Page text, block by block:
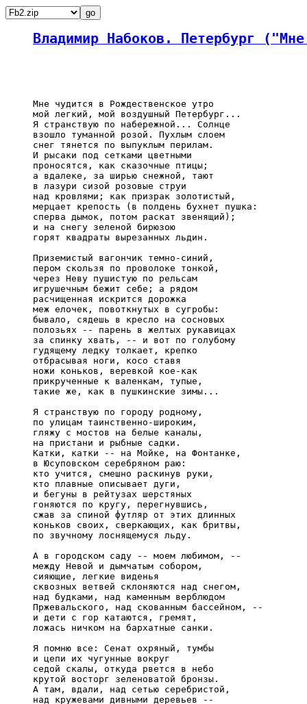
Владимир Набоков. Петербург
     Мне чудится в Рождественское утро
     мой легкий, мой воздушный Петербург...
     Я странствую по набережной... Солнце
     взошло туманной розой. Пухлым слоем
     снег тянется по выпуклым перилам.
     И рысаки под сетками цветными
     проносятся, как сказочные птицы;
     а вдалеке, за ширью снежной, тают
     в лазури сизой розовые струи
     над кровлями; как призрак золотистый,
     мерцает крепость (в полдень бухнет пушка:
     сперва дымок, потом раскат звенящий);
     и на снегу зеленой бирюзою
     горят квадраты вырезанных льдин.
     Приземистый вагончик темно-синий,
     пером скользя по проволоке тонкой,
     через Неву пушистую по рельсам
     игрушечным бежит себе; а рядом
     расчищенная искрится дорожка
     меж елочек, повоткнутых в сугробы:
     бывало, сядешь в кресло на сосновых
     полозьях -- парень в желтых рукавицах
     за спинку хвать, -- и вот по голубому
     гудящему ледку толкает, крепко
     отбрасывая ноги, косо ставя
     ножи коньков, веревкой кое-как
     прикрученные к валенкам, тупые,
     такие же, как в пушкинские зимы...
     Я странствую по городу родному,
     по улицам таинственно-широким,
     гляжу с мостов на белые каналы,
     на пристани и рыбные садки.
     Катки, катки -- на Мойке, на Фонтанке,
     в Юсуповском серебряном раю:
     кто учится, смешно раскинув руки,
     кто плавные описывает дуги,
     и бегуны в рейтузах шерстяных
     гоняются по кругу, перегнувшись,
     сжав за спиной футляр от этих длинных
     коньков своих, сверкающих, как бритвы,
     по звучному лоснящемуся льду.
     А в городском саду -- моем любимом, --
     между Невой и дымчатым собором,
     сияющие, легкие виденья
     сквозных ветвей склоняются над снегом,
     над будками, над каменным верблюдом
     Пржевальского, над скованным бассейном, --
     и дети с гор катаются, гремят,
     ложась ничком на бархатные санки.
     Я помню все: Сенат охряный, тумбы
     и цепи их чугунные вокруг
     седой скалы, откуда рвется в небо
     крутой восторг зеленоватой бронзы.
     А там, вдали, над сетью серебристой,
     над кружевами дивными деревьев --